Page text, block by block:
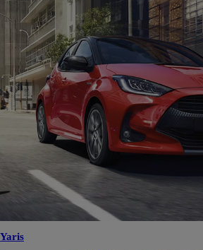
Yaris